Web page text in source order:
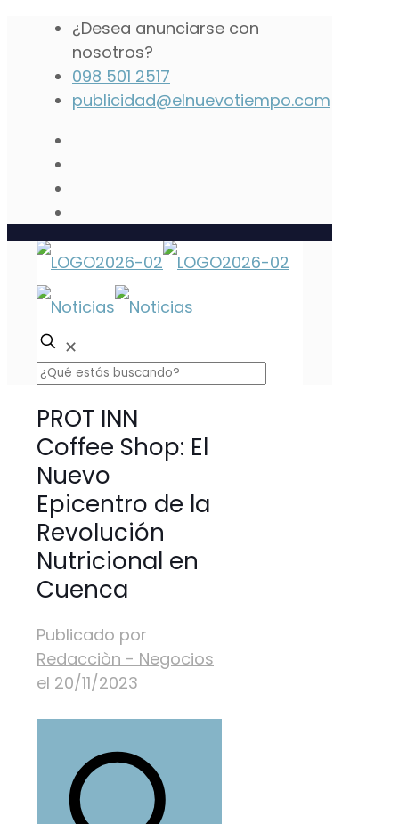
¿Desea anunciarse con
nosotros?
098 501 2517
publicidad@elnuevotiempo.com
✕
PROT INN
Coffee Shop: El
Nuevo
Epicentro de la
Revolución
Nutricional en
Cuenca
Publicado por
Redacciòn - Negocios
el 20/11/2023